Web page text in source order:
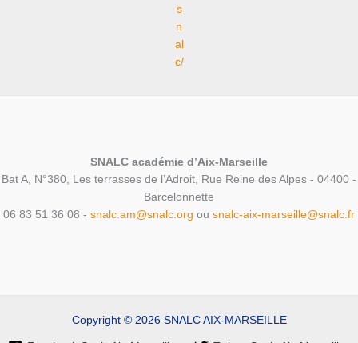
s
n
al
c/
SNALC académie d’Aix-Marseille
Bat A, N°380, Les terrasses de l’Adroit, Rue Reine des Alpes - 04400 -
Barcelonnette
06 83 51 36 08 - snalc.am@snalc.org ou snalc-aix-marseille@snalc.fr
Copyright © 2026 SNALC AIX-MARSEILLE